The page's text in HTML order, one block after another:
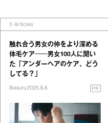
5 Articles
触れ合う男女の仲をより深める
体毛ケア──男女100人に聞い
た「アンダーヘアのケア、どう
してる？」
Beauty2025.8.6 PR